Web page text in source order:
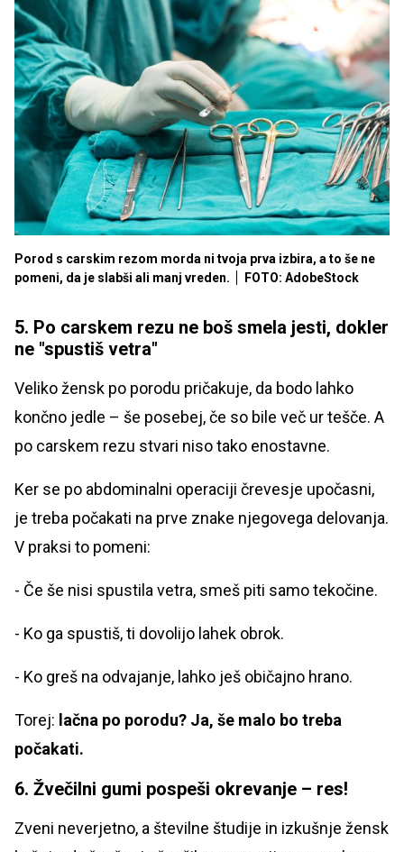
Porod s carskim rezom morda ni tvoja prva izbira, a to še ne
pomeni, da je slabši ali manj vreden.
FOTO: AdobeStock
5. Po carskem rezu ne boš smela jesti, dokler
ne "spustiš vetra"
Veliko žensk po porodu pričakuje, da bodo lahko
končno jedle – še posebej, če so bile več ur tešče. A
po carskem rezu stvari niso tako enostavne.
Ker se po abdominalni operaciji črevesje upočasni,
je treba počakati na prve znake njegovega delovanja.
V praksi to pomeni:
- Če še nisi spustila vetra, smeš piti samo tekočine.
- Ko ga spustiš, ti dovolijo lahek obrok.
- Ko greš na odvajanje, lahko ješ običajno hrano.
Torej: lačna po porodu? Ja, še malo bo treba
počakati.
6. Žvečilni gumi pospeši okrevanje – res!
Zveni neverjetno, a številne študije in izkušnje žensk